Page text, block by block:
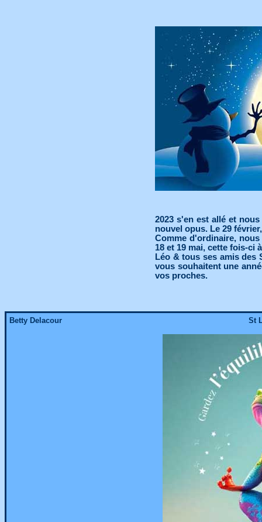
2023 s'en est allé et
nouvel opus. Le 29
Comme d'ordinaire,
18 et 19 mai, cette fois-ci
Léo & tous ses amis des
vous souhaitent une
vos proches.
Betty Delacour St